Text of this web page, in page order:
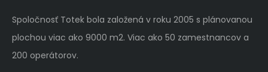
Spoločnosť Totek bola založená v roku 2005 s plánovanou
plochou viac ako 9000 m2. Viac ako 50 zamestnancov a
200 operátorov.